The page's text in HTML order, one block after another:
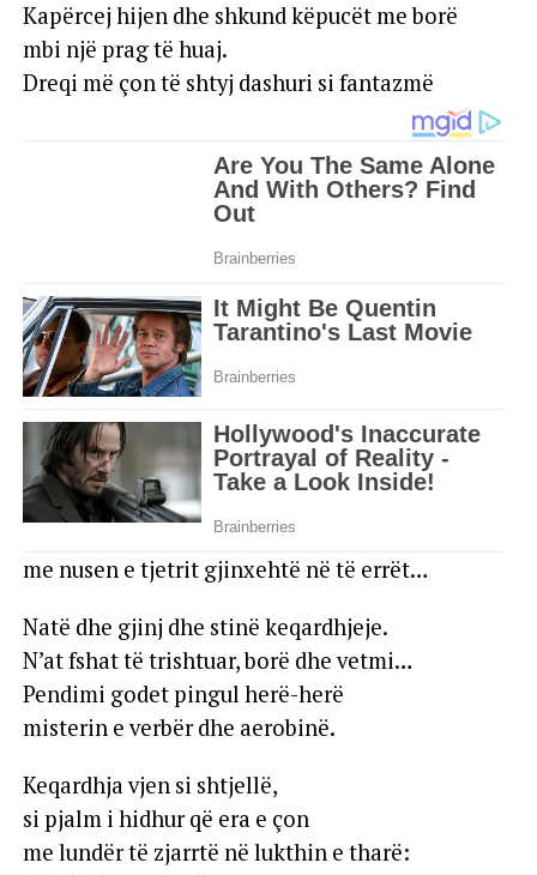
Kapërcej hijen dhe shkund këpucët me borë
mbi një prag të huaj.
Dreqi më çon të shtyj dashuri si fantazmë
me nusen e tjetrit gjinxehtë në të errët…
Natë dhe gjinj dhe stinë keqardhjeje.
N’at fshat të trishtuar, borë dhe vetmi…
Pendimi godet pingul herë-herë
misterin e verbër dhe aerobinë.
Keqardhja vjen si shtjellë,
si pjalm i hidhur që era e çon
me lundër të zjarrtë në lukthin e tharë: